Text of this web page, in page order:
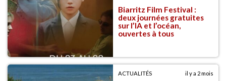
Biarritz Film Festival :
deux journées gratuites
sur l’IA et l’océan,
ouvertes à tous
ACTUALITÉS il y a 2 mois